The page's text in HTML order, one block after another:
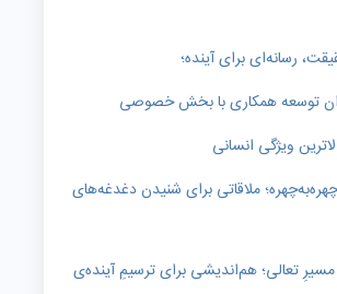
رسانه‌ای برای آینده؛
توسعه همکاری با بخش خصوصی
ویژگی انسانی
ملاقاتی برای شنیدن دغدغه‌های
تعالی؛ هم‌اندیشی برای ترسیمِ آینده‌ی